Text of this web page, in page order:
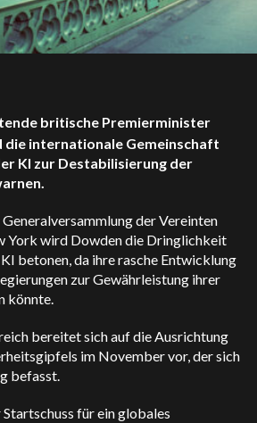
britische Premierminister
internationale Gemeinschaft
KI zur Destabilisierung der
der Vereinten
York wird Dowden die Dringlichkeit
betonen, da ihre rasche Entwicklung
zur Gewährleistung ihrer
könnte.
bereitet sich auf die Ausrichtung
im November vor, der sich
befasst.
für ein globales